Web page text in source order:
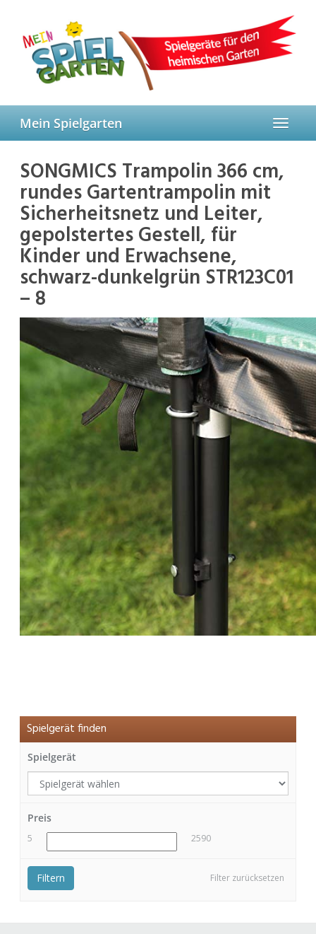
content
Toggle
Mein Spielgarten
SONGMICS Trampolin 366 cm,
rundes Gartentrampolin mit
Sicherheitsnetz und Leiter,
gepolstertes Gestell, für
Kinder und Erwachsene,
schwarz-dunkelgrün STR123C01
– 8
Spielgerät finden
Spielgerät
Preis
5 2590
Filter zurücksetzen
Filtern